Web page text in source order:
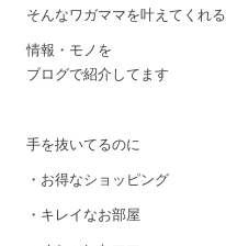
そんなワガママを叶えてくれる
情報・モノを
ブログで紹介してます
手を抜いてるのに
・お得なショッピング
・キレイなお部屋